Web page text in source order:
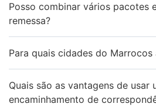
Posso combinar vários pacotes
remessa?
Para quais cidades do Marrocos
Quais são as vantagens de usar
encaminhamento de